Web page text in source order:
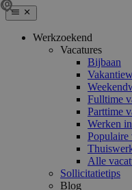
Werkzoekend
Vacatures
Bijbaan
Fulltime
Parttime
Werken
Populaire
Alle
Sollicitatietips
Blog